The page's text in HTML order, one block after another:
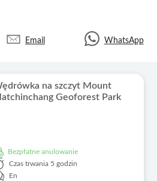
Email WhatsApp
na szczyt Mount
Geoforest Park
Bezpłatne anulowanie
Czas trwania 5 godzin
En